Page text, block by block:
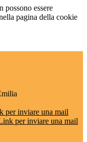
possono essere
pagina della cookie
per inviare una mail
per inviare una mail